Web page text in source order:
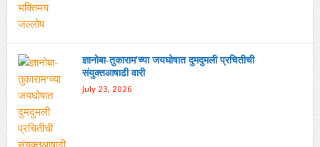
ज्ञानोबा-तुकाराम’च्या जयघोषात दुमदुमली प्रचितीची
संयुक्तआषाढी वारी
July 23, 2026